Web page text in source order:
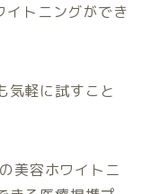
トニングができ
気軽に試すこと
美容ホワイトニ